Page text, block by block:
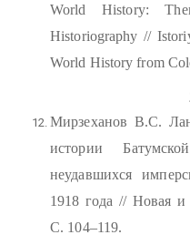
World History:
Historiography //
World History from
Мирзеханов В.С.
истории
неудавшихся
1918 года // Новая
С. 104–119.